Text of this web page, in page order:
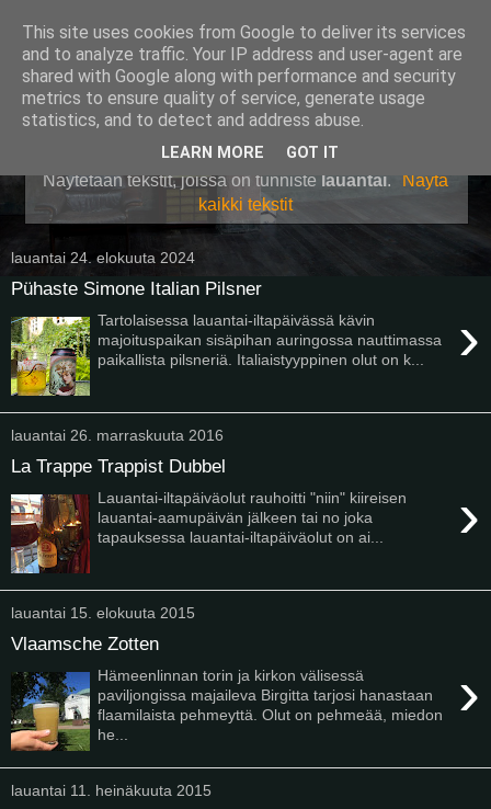
Pullollinen
Näytetään tekstit, joissa on tunniste lauantai.
Näytä
kaikki tekstit
lauantai 24. elokuuta 2024
Pühaste Simone Italian Pilsner
›
Tartolaisessa lauantai-iltapäivässä kävin
majoituspaikan sisäpihan auringossa nauttimassa
paikallista pilsneriä. Italiaistyyppinen olut on k...
lauantai 26. marraskuuta 2016
La Trappe Trappist Dubbel
›
Lauantai-iltapäiväolut rauhoitti "niin" kiireisen
lauantai-aamupäivän jälkeen tai no joka
tapauksessa lauantai-iltapäiväolut on ai...
lauantai 15. elokuuta 2015
Vlaamsche Zotten
›
Hämeenlinnan torin ja kirkon välisessä
paviljongissa majaileva Birgitta tarjosi hanastaan
flaamilaista pehmeyttä. Olut on pehmeää, miedon
he...
lauantai 11. heinäkuuta 2015
This site uses cookies from Google to deliver its services
and to analyze traffic. Your IP address and user-agent are
shared with Google along with performance and security
metrics to ensure quality of service, generate usage
statistics, and to detect and address abuse.
LEARN MORE GOT IT